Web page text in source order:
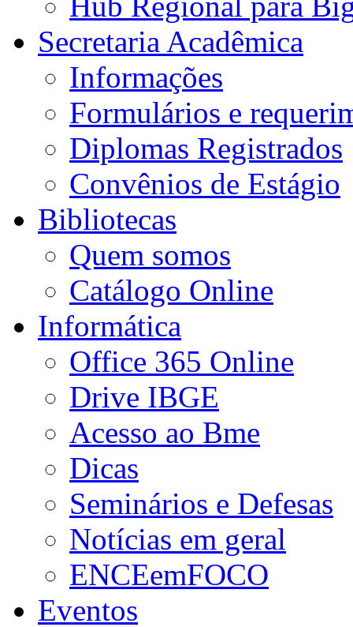
Secretaria Acadêmica
Informações
Formulários e
Diplomas Registrados
Convênios de Estágio
Bibliotecas
Quem somos
Catálogo Online
Informática
Office 365 Online
Drive IBGE
Acesso ao Bme
Dicas
Seminários e Defesas
Notícias em geral
ENCEemFOCO
Eventos